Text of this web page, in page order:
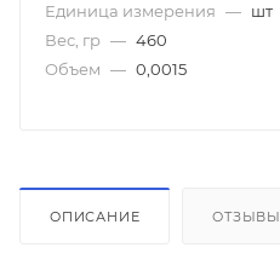
Единица измерения — шт
Вес, гр — 460
Объем — 0,0015
ОПИСАНИЕ ОТЗЫВЫ